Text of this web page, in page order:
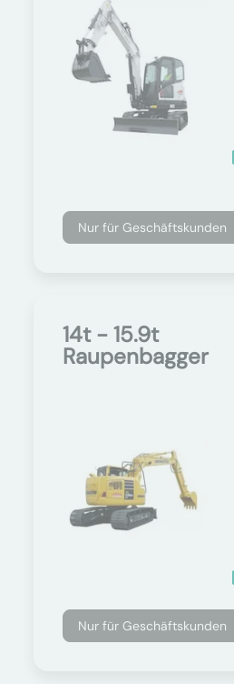
Nur für Geschäftskunden
14t - 15.9t
Raupenbagger
Nur für Geschäftskunden